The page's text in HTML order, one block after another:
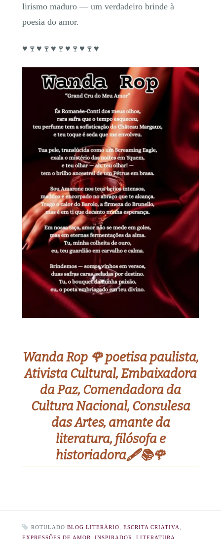
lirismo maduro — um verdadeiro brinde à
poesia do amor.
♥️🍷♥️🍷♥️🍷♥️🍷♥️🍷♥️
Wanda Rop 🌹 poetisa paulista,
Ativista Cultural, Embaixadora
da Paz, Comendadora da
Cultura Nacional, Consulesa
das Artes, amante da
literatura, filósofa e
historiadora🖋️📚🌹
ROTULADO BLOG LITERÁRIO ESCRITA CRIATIVA
EXPRESSÕES DE AMOR
INSPIRADOR LITERATURA